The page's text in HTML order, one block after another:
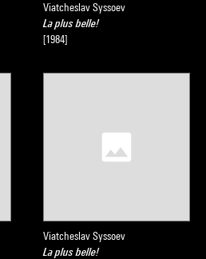
Viatcheslav Syssoev
La plus belle!
[1984]
Viatcheslav Syssoev
La plus belle!